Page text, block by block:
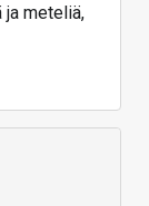
ja meteliä,